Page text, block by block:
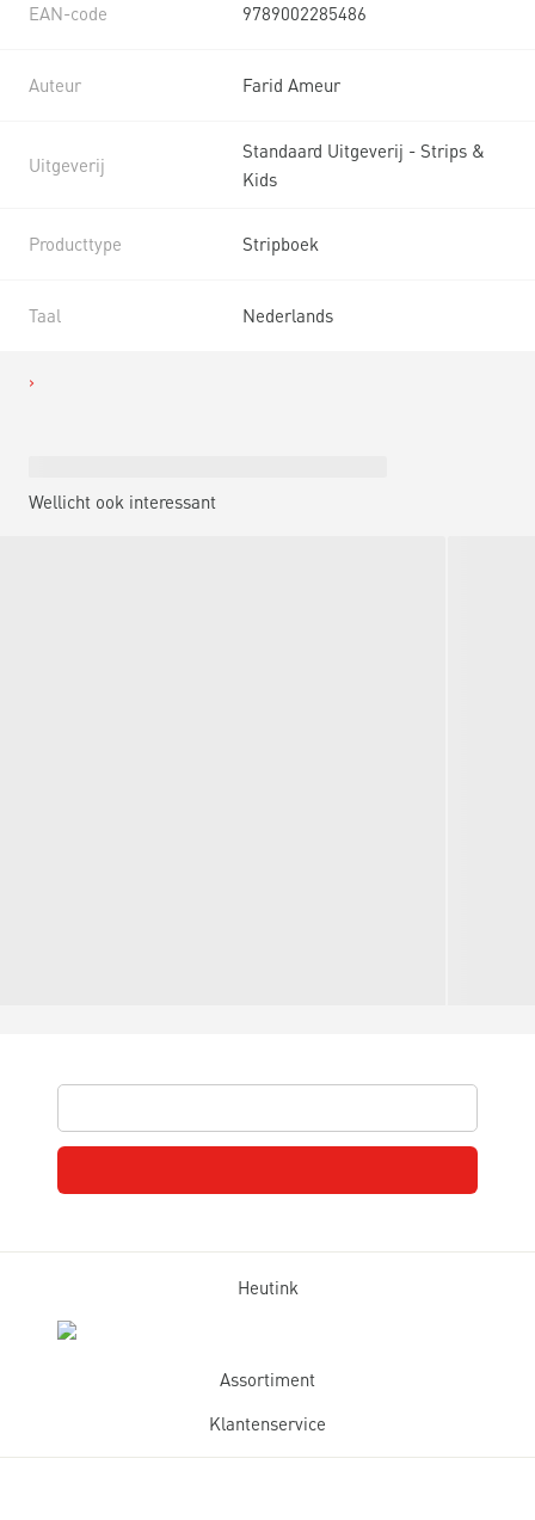
EAN-code 9789002285486
Auteur Farid Ameur
Uitgeverij
Standaard Uitgeverij - Strips &
Kids
Producttype Stripboek
Taal Nederlands
Wellicht ook interessant
Heutink
Assortiment
Klantenservice